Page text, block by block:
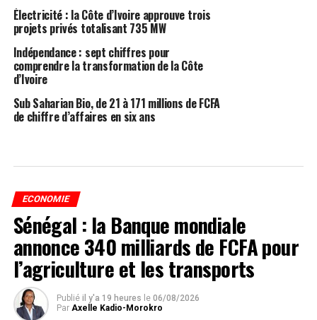
Électricité : la Côte d’Ivoire approuve trois
projets privés totalisant 735 MW
Indépendance : sept chiffres pour
comprendre la transformation de la Côte
d’Ivoire
Sub Saharian Bio, de 21 à 171 millions de FCFA
de chiffre d’affaires en six ans
ECONOMIE
Sénégal : la Banque mondiale
annonce 340 milliards de FCFA pour
l’agriculture et les transports
Publié il y'a 19 heures le 06/08/2026
Par Axelle Kadio-Morokro